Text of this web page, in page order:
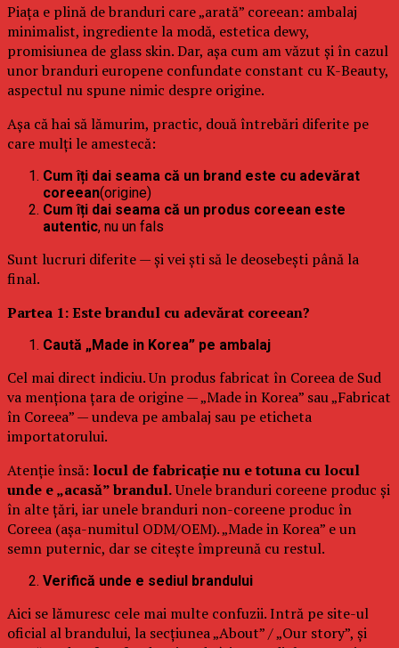
Piața e plină de branduri care „arată” coreean: ambalaj
minimalist, ingrediente la modă, estetica dewy,
promisiunea de glass skin. Dar, așa cum am văzut și în cazul
unor branduri europene confundate constant cu K-Beauty,
aspectul nu spune nimic despre origine.
Așa că hai să lămurim, practic, două întrebări diferite pe
care mulți le amestecă:
Cum îți dai seama că un brand este cu adevărat
coreean(origine)
Cum îți dai seama că un produs coreean este
autentic, nu un fals
Sunt lucruri diferite — și vei ști să le deosebești până la
final.
Partea 1: Este brandul cu adevărat coreean?
Caută „Made in Korea” pe ambalaj
Cel mai direct indiciu. Un produs fabricat în Coreea de Sud
va menționa țara de origine — „Made in Korea” sau „Fabricat
în Coreea” — undeva pe ambalaj sau pe eticheta
importatorului.
Atenție însă: locul de fabricație nu e totuna cu locul
unde e „acasă” brandul.Unele branduri coreene produc și
în alte țări, iar unele branduri non-coreene produc în
Coreea (așa-numitul ODM/OEM). „Made in Korea” e un
semn puternic, dar se citește împreună cu restul.
Verifică unde e sediul brandului
Aici se lămuresc cele mai multe confuzii. Intră pe site-ul
oficial al brandului, la secțiunea „About” / „Our story”, și